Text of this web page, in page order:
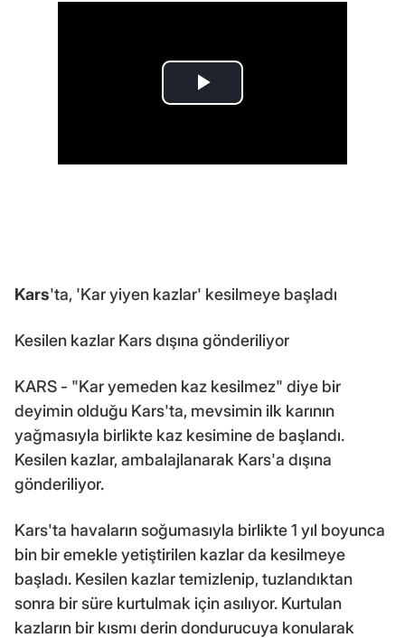
Kars'ta, 'Kar yiyen kazlar' kesilmeye başladı
Kesilen kazlar Kars dışına gönderiliyor
KARS - "Kar yemeden kaz kesilmez" diye bir
deyimin olduğu Kars'ta, mevsimin ilk karının
yağmasıyla birlikte kaz kesimine de başlandı.
Kesilen kazlar, ambalajlanarak Kars'a dışına
gönderiliyor.
Kars'ta havaların soğumasıyla birlikte 1 yıl boyunca
bin bir emekle yetiştirilen kazlar da kesilmeye
başladı. Kesilen kazlar temizlenip, tuzlandıktan
sonra bir süre kurtulmak için asılıyor. Kurtulan
kazların bir kısmı derin dondurucuya konularak